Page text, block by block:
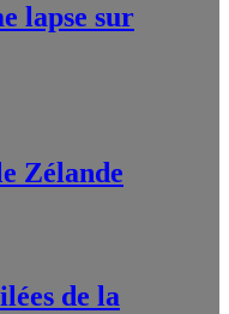
lapse sur
Zélande
de la